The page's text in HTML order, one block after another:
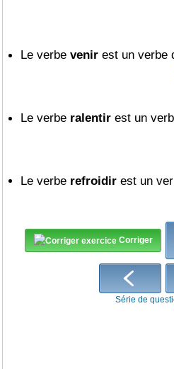
Le verbe venir est un verbe
Le verbe ralentir est un
Le verbe refroidir est un
Corriger
Série de